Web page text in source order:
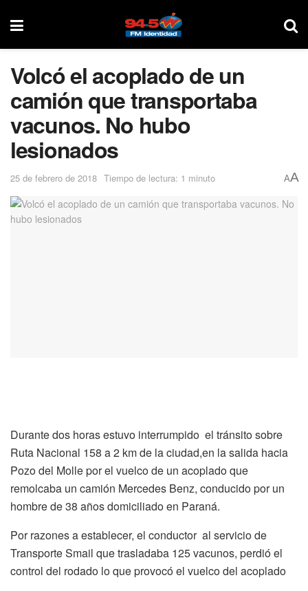
Volcó el acoplado de un
camión que transportaba
vacunos. No hubo
lesionados
25 de febrero de 2018 Tiempo de lectura: 1 minuto AA
Durante dos horas estuvo interrumpido el tránsito sobre
Ruta Nacional 158 a 2 km de la ciudad,en la salida hacia
Pozo del Molle por el vuelco de un acoplado que
remolcaba un camión Mercedes Benz, conducido por un
hombre de 38 años domiciliado en Paraná.
Por razones a establecer, el conductor al servicio de
Transporte Smail que trasladaba 125 vacunos, perdió el
control del rodado lo que provocó el vuelco del acoplado